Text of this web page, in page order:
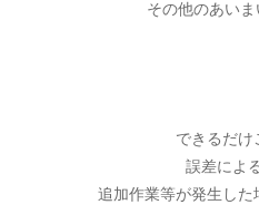
その他のあい
できるだけ
誤差によ
追加作業等が発生し